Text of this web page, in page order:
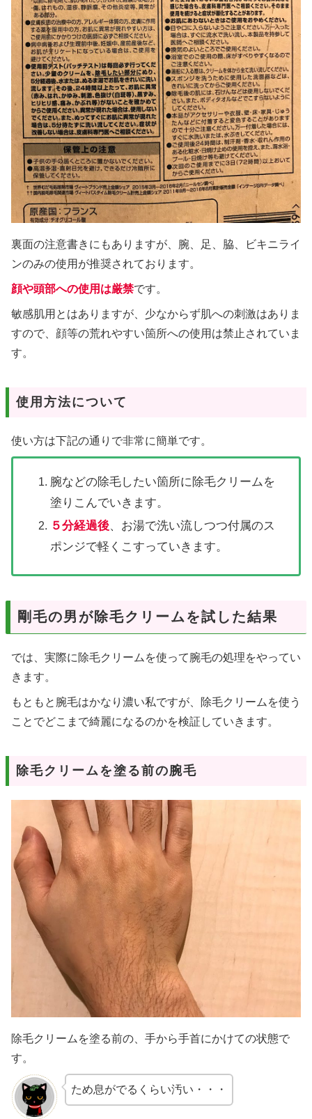
裏面の注意書きにもありますが、腕、足、脇、ビキニライ
ンのみの使用が推奨されております。
顔や頭部への使用は厳禁です。
敏感肌用とはありますが、少なからず肌への刺激はありま
すので、顔等の荒れやすい箇所への使用は禁止されていま
す。
使用方法について
使い方は下記の通りで非常に簡単です。
腕などの除毛したい箇所に除毛クリームを
塗りこんでいきます。
５分経過後、お湯で洗い流しつつ付属のス
ポンジで軽くこすっていきます。
剛毛の男が除毛クリームを試した結果
では、実際に除毛クリームを使って腕毛の処理をやってい
きます。
もともと腕毛はかなり濃い私ですが、除毛クリームを使う
ことでどこまで綺麗になるのかを検証していきます。
除毛クリームを塗る前の腕毛
除毛クリームを塗る前の、手から手首にかけての状態で
す。
ため息がでるくらい汚い・・・